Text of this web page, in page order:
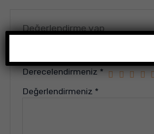
Değerlendirme yap
Derecelendirmeniz*
Değerlendirmeniz *